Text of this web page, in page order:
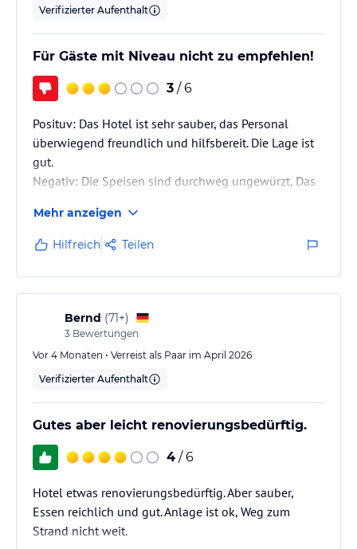
Verifizierter Aufenthalt
Für Gäste mit Niveau nicht zu empfehlen!
3 / 6
Posituv: Das Hotel ist sehr sauber, das Personal
überwiegend freundlich und hilfsbereit. Die Lage ist
gut.
Negativ: Die Speisen sind durchweg ungewürzt, Das
englische Gäste ausgerichtet. Das schlechteste Essen,
was wir in Spanien erlebt haben. All inclusive ist
Selbstbedienung mit Papp- und Plastebechern, sonst
muss man bezahlen. Nie wieder!
Mehr anzeigen
Hilfreich Teilen
Bernd (71+)
3 Bewertungen
Vor 4 Monaten • Verreist als Paar im April 2026
Verifizierter Aufenthalt
Gutes aber leicht renovierungsbedürftig.
4 / 6
Hotel etwas renovierungsbedürftig. Aber sauber,
Essen reichlich und gut. Anlage ist ok, Weg zum
Strand nicht weit.